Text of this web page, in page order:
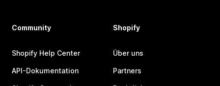
Community
Shopify Help Center
API-Dokumentation
Shopify
Über uns
Partners